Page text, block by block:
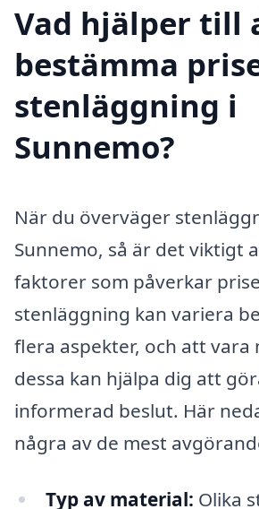
Vad hjälper till
bestämma
stenläggning i
Sunnemo?
När du överväger
Sunnemo, så är det viktigt
faktorer som påverkar
stenläggning kan variera
flera aspekter, och att vara
dessa kan hjälpa dig att
informerad beslut. Här
några av de mest
Typ av material: Olika